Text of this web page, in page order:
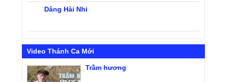
Dâng Hài Nhi
Video Thánh Ca Mới
Trầm hương